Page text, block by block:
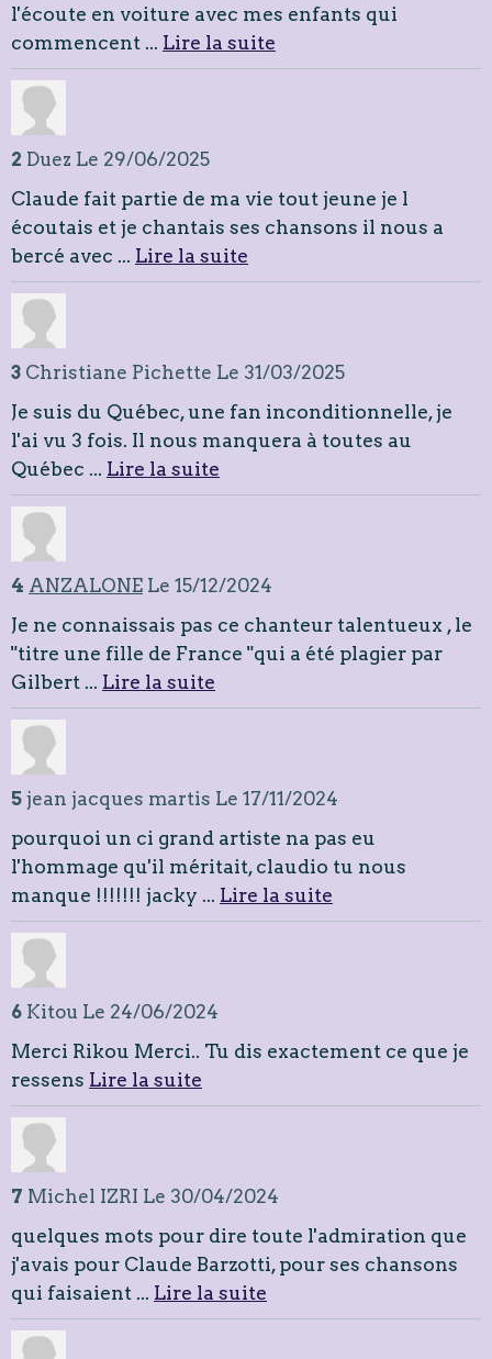
l'écoute en voiture avec mes enfants qui
commencent ... Lire la suite
2 Duez Le 29/06/2025
Claude fait partie de ma vie tout jeune je l
écoutais et je chantais ses chansons il nous a
bercé avec ... Lire la suite
3 Christiane Pichette Le 31/03/2025
Je suis du Québec, une fan inconditionnelle, je
l'ai vu 3 fois. Il nous manquera à toutes au
Québec ... Lire la suite
4 ANZALONE Le 15/12/2024
Je ne connaissais pas ce chanteur talentueux , le
"titre une fille de France "qui a été plagier par
Gilbert ... Lire la suite
5 jean jacques martis Le 17/11/2024
pourquoi un ci grand artiste na pas eu
l'hommage qu'il méritait, claudio tu nous
manque !!!!!!! jacky ... Lire la suite
6 Kitou Le 24/06/2024
Merci Rikou Merci.. Tu dis exactement ce que je
ressens Lire la suite
7 Michel IZRI Le 30/04/2024
quelques mots pour dire toute l'admiration que
j'avais pour Claude Barzotti, pour ses chansons
qui faisaient ... Lire la suite